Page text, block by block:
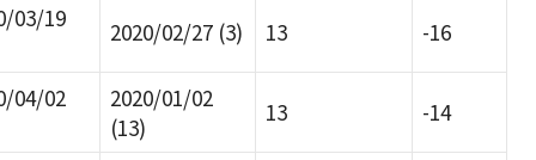
03/19 2020/02/27 (3) 13 -16
04/02
2020/01/02
(13)
13 -14